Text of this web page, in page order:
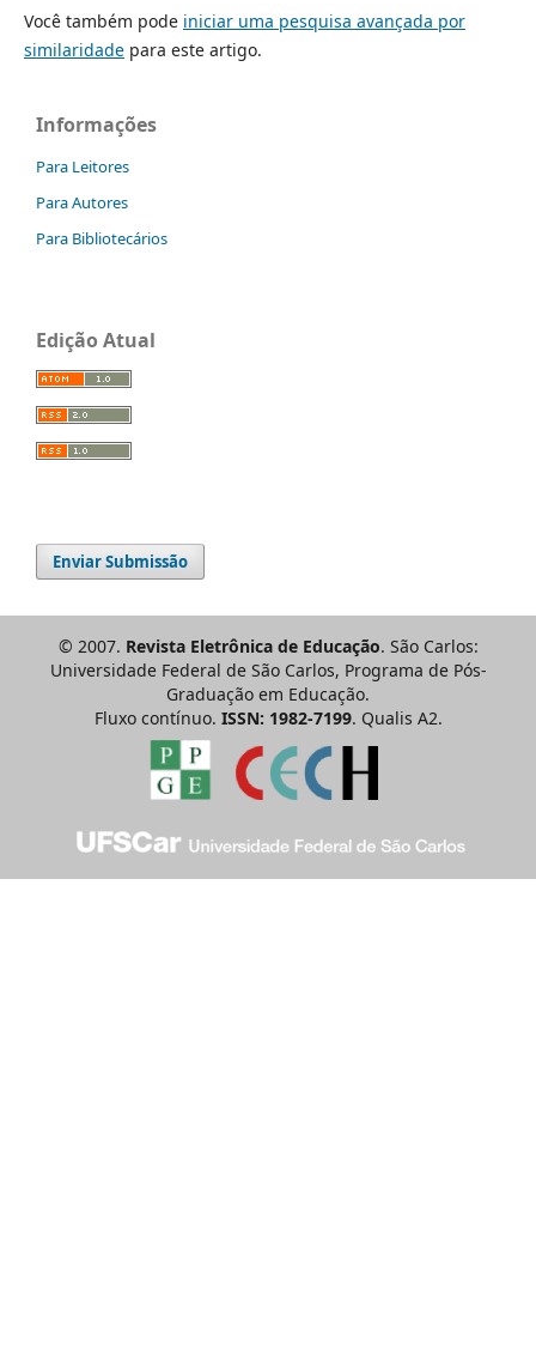
Você também pode iniciar uma pesquisa avançada por
similaridadepara este artigo.
Informações
Para Leitores
Para Autores
Para Bibliotecários
Edição Atual
Enviar Submissão
© 2007. Revista Eletrônica de Educação. São Carlos:
Universidade Federal de São Carlos, Programa de Pós-
Graduação em Educação.
Fluxo contínuo. ISSN: 1982-7199. Qualis A2.